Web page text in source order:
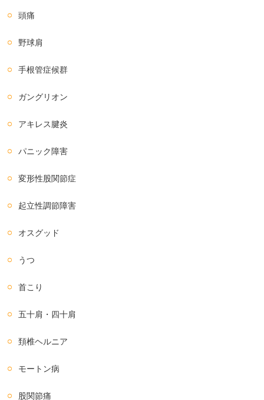
頭痛
野球肩
手根管症候群
ガングリオン
アキレス腱炎
パニック障害
変形性股関節症
起立性調節障害
オスグッド
うつ
首こり
五十肩・四十肩
頚椎ヘルニア
モートン病
股関節痛